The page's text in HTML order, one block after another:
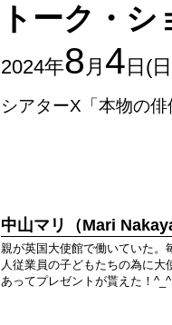
トーク・
2024年8 月 4日(
シアターΧ「本物の
中山マリ（Mari
親が英国大使館で働いていた。
人従業員の子どもたちの為に大
あってプレゼントが貰えた！^_^